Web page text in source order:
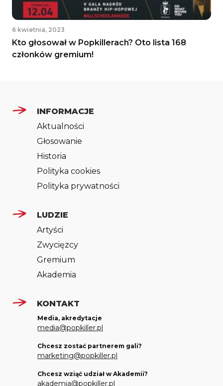
6 kwietnia, 2023
Kto głosował w Popkillerach? Oto lista 168
członków gremium!
INFORMACJE
Aktualności
Głosowanie
Historia
Polityka cookies
Polityka prywatności
LUDZIE
Artyści
Zwycięzcy
Gremium
Akademia
KONTAKT
Media, akredytacje
media@popkiller.pl
Chcesz zostać partnerem gali?
marketing@popkiller.pl
Chcesz wziąć udział w Akademii?
akademia@popkiller.pl